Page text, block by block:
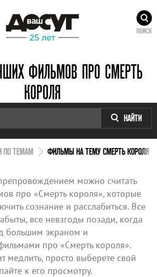
ПОИСК
ФИЛЬМОВ ПРО СМЕРТЬ
КОРОЛЯ
НАЙТИ
ПО ТЕМАМ ФИЛЬМЫ НА ТЕМУ СМЕРТЬ КОРОЛЯ
можно считать
про «Смерть короля», которые
сознание и расслабиться. Все
все невзгоды позади, когда
большим экраном и
про «Смерть короля».
медлить, просто выберете свой
к его просмотру.